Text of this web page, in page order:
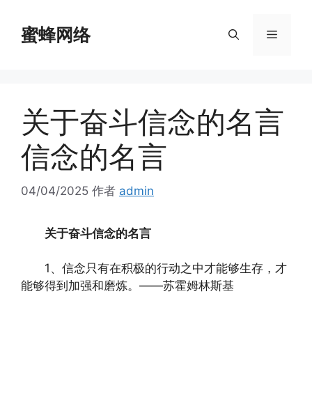
蜜蜂网络 菜
关于奋斗信念的名言
信念的名言
04/04/2025 作者 admin
关于奋斗信念的名言
1、信念只有在积极的行动之中才能够生存，才
能够得到加强和磨炼。——苏霍姆林斯基